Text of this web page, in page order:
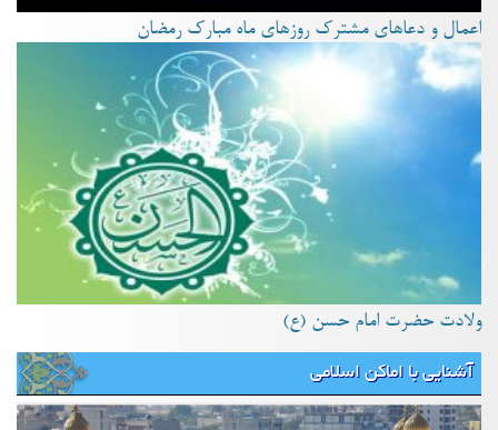
اعمال و دعاهای مشترک روزهای ماه مبارک رمضان
ولادت حضرت امام حسن (ع)
آشنایی با اماکن اسلامی